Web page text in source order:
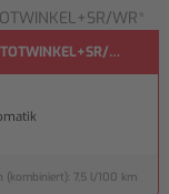
WR*
(kombiniert): 7,5 l/100 km